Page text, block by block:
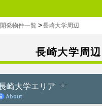
開発物件一覧 長崎大学周辺
長崎大学周辺